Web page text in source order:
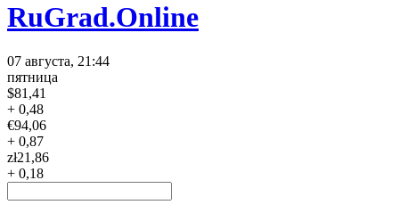
RuGrad.Online
07 августа, 21:44
пятница
$81,41
+ 0,48
€94,06
+ 0,87
zł21,86
+ 0,18